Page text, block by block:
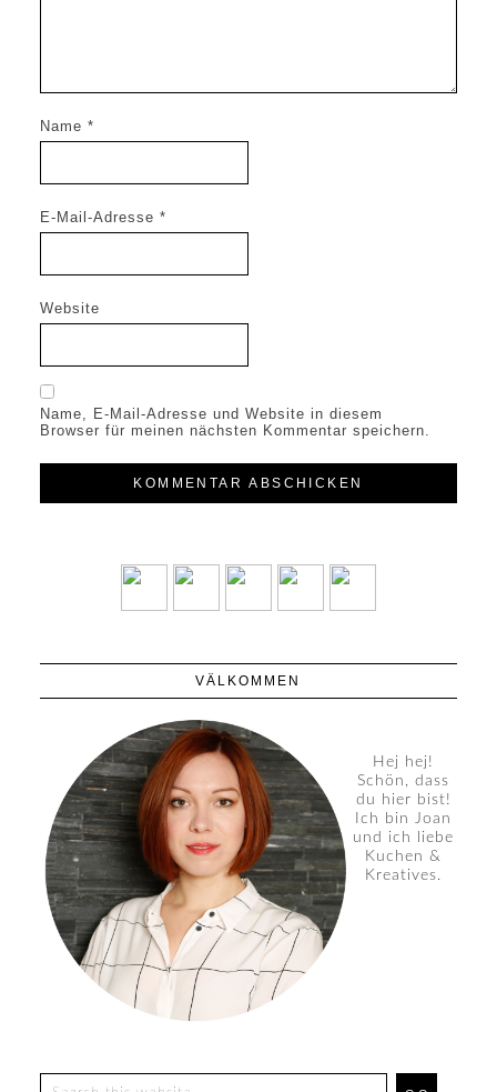
Name *
E-Mail-Adresse *
Website
Name, E-Mail-Adresse und Website in diesem
Browser für meinen nächsten Kommentar speichern.
VÄLKOMMEN
Hej hej!
Schön, dass
du hier bist!
Ich bin Joan
und ich liebe
Kuchen &
Kreatives.